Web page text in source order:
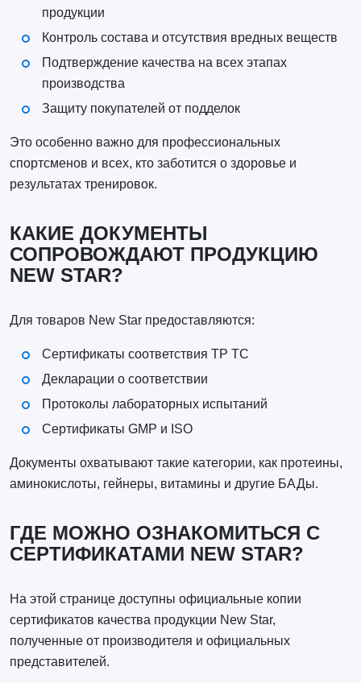
продукции
Контроль состава и отсутствия вредных веществ
Подтверждение качества на всех этапах
производства
Защиту покупателей от подделок
Это особенно важно для профессиональных
спортсменов и всех, кто заботится о здоровье и
результатах тренировок.
КАКИЕ ДОКУМЕНТЫ
СОПРОВОЖДАЮТ ПРОДУКЦИЮ
NEW STAR?
Для товаров New Star предоставляются:
Сертификаты соответствия ТР ТС
Декларации о соответствии
Протоколы лабораторных испытаний
Сертификаты GMP и ISO
Документы охватывают такие категории, как протеины,
аминокислоты, гейнеры, витамины и другие БАДы.
ГДЕ МОЖНО ОЗНАКОМИТЬСЯ С
СЕРТИФИКАТАМИ NEW STAR?
На этой странице доступны официальные копии
сертификатов качества продукции New Star,
полученные от производителя и официальных
представителей.